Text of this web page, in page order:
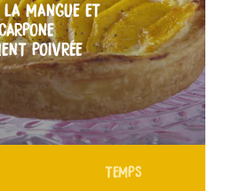
LA MANGUE ET
POIVRÉE
TEMPS